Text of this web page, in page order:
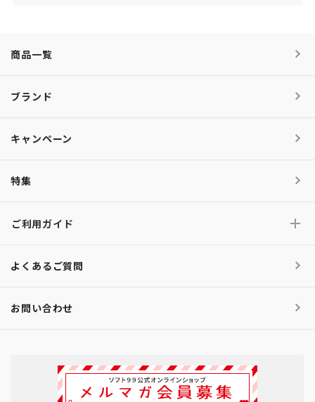
商品一覧
ブランド
キャンペーン
特集
ご利用ガイド
よくあるご質問
お問い合わせ